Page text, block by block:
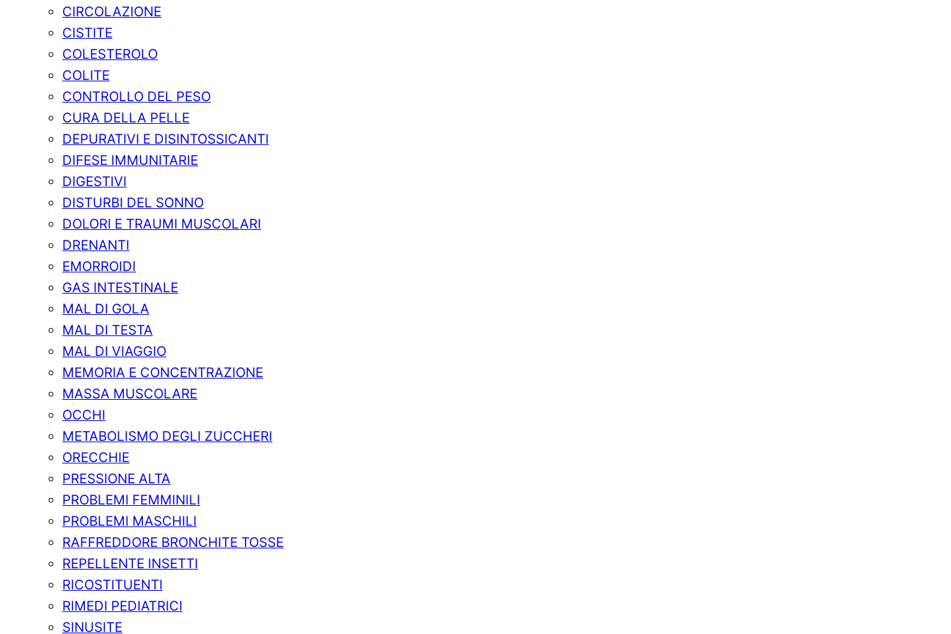
CIRCOLAZIONE
CISTITE
COLESTEROLO
COLITE
CONTROLLO DEL PESO
CURA DELLA PELLE
DEPURATIVI E DISINTOSSICANTI
DIFESE IMMUNITARIE
DIGESTIVI
DISTURBI DEL SONNO
DOLORI E TRAUMI MUSCOLARI
DRENANTI
EMORROIDI
GAS INTESTINALE
MAL DI GOLA
MAL DI TESTA
MAL DI VIAGGIO
MEMORIA E CONCENTRAZIONE
MASSA MUSCOLARE
OCCHI
METABOLISMO DEGLI ZUCCHERI
ORECCHIE
PRESSIONE ALTA
PROBLEMI FEMMINILI
PROBLEMI MASCHILI
RAFFREDDORE BRONCHITE TOSSE
REPELLENTE INSETTI
RICOSTITUENTI
RIMEDI PEDIATRICI
SINUSITE